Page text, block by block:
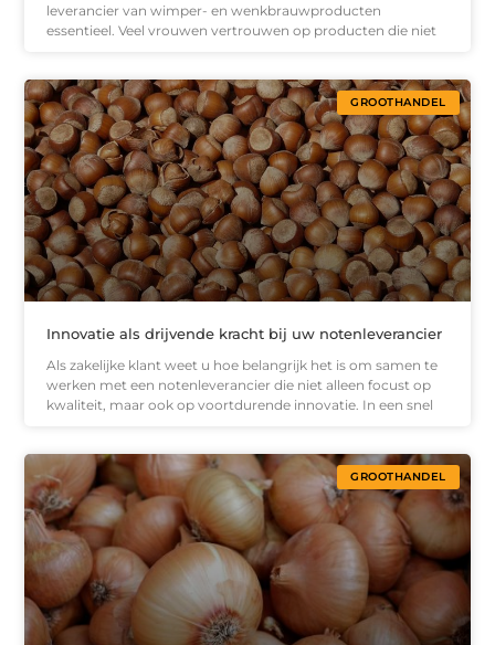
leverancier van wimper- en wenkbrauwproducten
essentieel. Veel vrouwen vertrouwen op producten die niet
GROOTHANDEL
Innovatie als drijvende kracht bij uw notenleverancier
Als zakelijke klant weet u hoe belangrijk het is om samen te
werken met een notenleverancier die niet alleen focust op
kwaliteit, maar ook op voortdurende innovatie. In een snel
GROOTHANDEL